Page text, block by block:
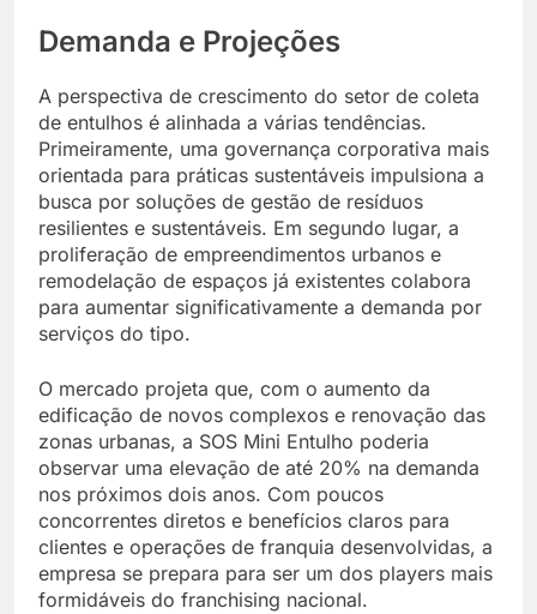
Demanda e Projeções
A perspectiva de crescimento do setor de coleta
de entulhos é alinhada a várias tendências.
Primeiramente, uma governança corporativa mais
orientada para práticas sustentáveis impulsiona a
busca por soluções de gestão de resíduos
resilientes e sustentáveis. Em segundo lugar, a
proliferação de empreendimentos urbanos e
remodelação de espaços já existentes colabora
para aumentar significativamente a demanda por
serviços do tipo.
O mercado projeta que, com o aumento da
edificação de novos complexos e renovação das
zonas urbanas, a SOS Mini Entulho poderia
observar uma elevação de até 20% na demanda
nos próximos dois anos. Com poucos
concorrentes diretos e benefícios claros para
clientes e operações de franquia desenvolvidas, a
empresa se prepara para ser um dos players mais
formidáveis do franchising nacional.